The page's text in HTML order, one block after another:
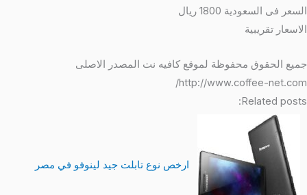
السعر فى السعودية 1800 ريال
الاسعار تقريبية
جميع الحقوق محفوظة لموقع كافيه نت المصدر الاصلى
http://www.coffee-net.com/
Related posts:
ارخص نوع تابلت جيد لينوفو في مصر